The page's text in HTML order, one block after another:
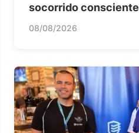
socorrido consciente
08/08/2026